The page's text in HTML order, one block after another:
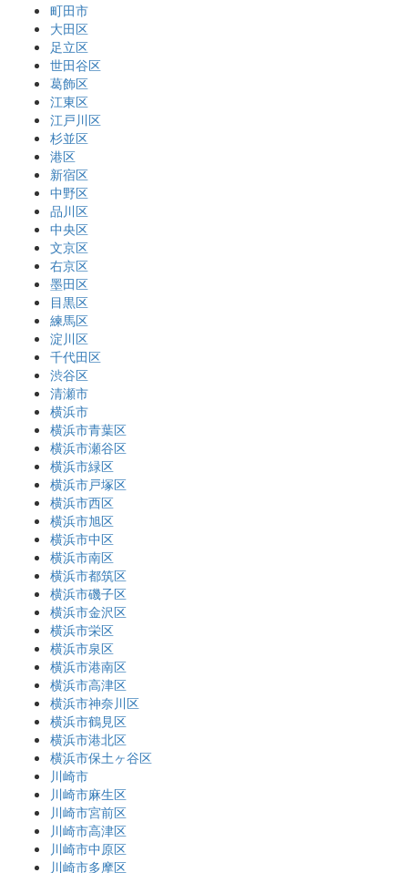
町田市
大田区
足立区
世田谷区
葛飾区
江東区
江戸川区
杉並区
港区
新宿区
中野区
品川区
中央区
文京区
右京区
墨田区
目黒区
練馬区
淀川区
千代田区
渋谷区
清瀬市
横浜市
横浜市青葉区
横浜市瀬谷区
横浜市緑区
横浜市戸塚区
横浜市西区
横浜市旭区
横浜市中区
横浜市南区
横浜市都筑区
横浜市磯子区
横浜市金沢区
横浜市栄区
横浜市泉区
横浜市港南区
横浜市高津区
横浜市神奈川区
横浜市鶴見区
横浜市港北区
横浜市保土ヶ谷区
川崎市
川崎市麻生区
川崎市宮前区
川崎市高津区
川崎市中原区
川崎市多摩区